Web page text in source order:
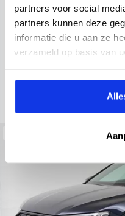
partners voor social
partners kunnen deze
informatie die u aan ze
verzameld op basis van
34.998 km
electronic climate
Kopen
36.895,-